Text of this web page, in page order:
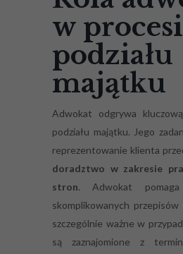
w
podziału
majątku
Adwokat odgrywa
podziału majątku. Jego
reprezentowanie klienta
doradztwo w zakresie
stron. Adwokat
skomplikowanych
szczególnie ważne w
są zaznajomione z